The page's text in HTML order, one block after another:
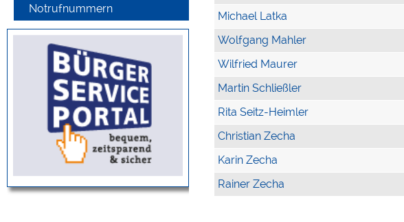
Notrufnummern
Michael Latka
Wolfgang Mahler
Wilfried Maurer
Martin Schließler
Rita Seitz-Heimler
Christian Zecha
Karin Zecha
Rainer Zecha